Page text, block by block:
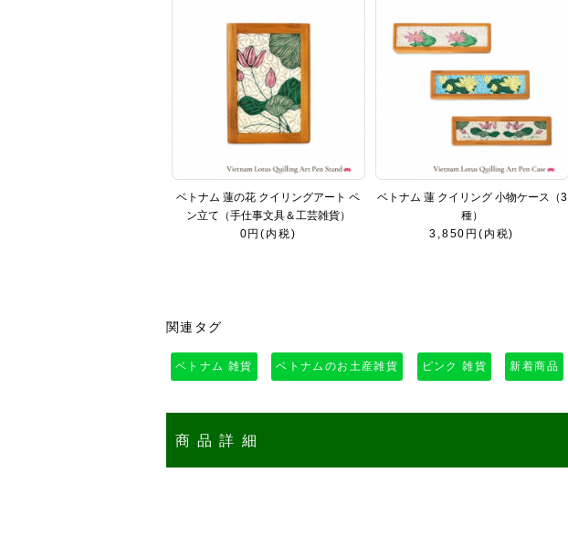
ベトナム 蓮の花 クイリングアート ペ
ン立て（手仕事文具＆工芸雑貨）
0円(内税)
ベトナム 蓮 クイリング 小物ケース（3
種）
3,850円(内税)
関連タグ
ベトナム 雑貨 ベトナムのお土産雑貨 ピンク 雑貨 新着商品
商品詳細